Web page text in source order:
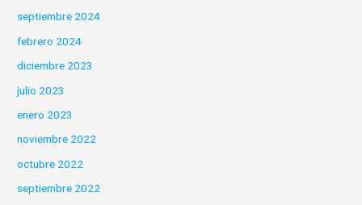
septiembre 2024
febrero 2024
diciembre 2023
julio 2023
enero 2023
noviembre 2022
octubre 2022
septiembre 2022